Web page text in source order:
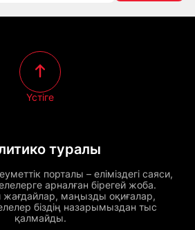
туралы
порталы – еліміздегі саяси,
арналған бірегей жоба.
жағдайлар, маңызды оқиғалар,
біздің назарымыздан тыс
қалмайды.
Үстіге